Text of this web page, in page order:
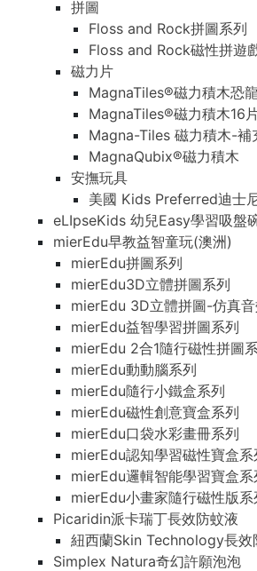
拼圖
Floss and Rock拼圖系列
Floss and Rock磁性拼遊
磁力片
MagnaTiles®磁力積木恐
MagnaTiles®磁力積木16
Magna-Tiles 磁力積木-補
MagnaQubix®磁力積木
安撫玩具
美國 Kids Preferred迪士
eLIpseKids 幼兒Easy學習吸盤
mierEdu早教益智童玩(澳洲)
mierEdu拼圖系列
mierEdu3D立體拼圖系列
mierEdu 3D立體拼圖-仿真
mierEdu益智學習拼圖系列
mierEdu 2合1隨行磁性拼圖
mierEdu動動腦系列
mierEdu隨行小鐵盒系列
mierEdu磁性創意寶盒系列
mierEdu口袋水彩畫冊系列
mierEdu認知學習磁性寶盒系
mierEdu邏輯智能學習寶盒系
mierEdu小畫家隨行磁性版系
Picaridin派卡瑞丁長效防蚊液
紐西蘭Skin Technology長效
Simplex Natura奇幻許願泡泡